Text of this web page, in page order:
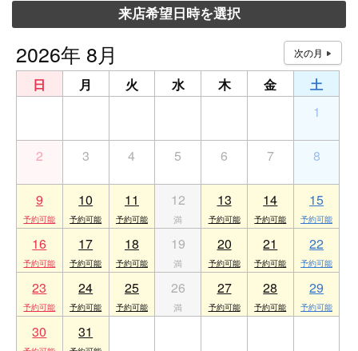
来店希望日時を選択
2026年 8月
日 月 火 水 木 金
土
1
2 3 4 5 6 7 8
9 10 11 12 13 14 15
16 17 18 19 20 21 22
23 24 25 26 27 28 29
30 31